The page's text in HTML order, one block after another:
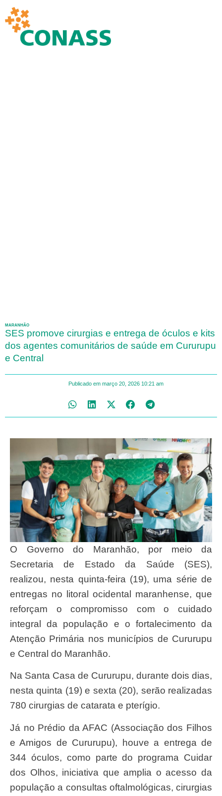
MARANHÃO
SES promove cirurgias e entrega de óculos e kits
dos agentes comunitários de saúde em Cururupu
e Central
Publicado em março 20, 2026 10:21 am
O Governo do Maranhão, por meio da
Secretaria de Estado da Saúde (SES),
realizou, nesta quinta-feira (19), uma série de
entregas no litoral ocidental maranhense, que
reforçam o compromisso com o cuidado
integral da população e o fortalecimento da
Atenção Primária nos municípios de Cururupu
e Central do Maranhão.
Na Santa Casa de Cururupu, durante dois dias,
nesta quinta (19) e sexta (20), serão realizadas
780 cirurgias de catarata e pterígio.
Já no Prédio da AFAC (Associação dos Filhos
e Amigos de Cururupu), houve a entrega de
344 óculos, como parte do programa Cuidar
dos Olhos, iniciativa que amplia o acesso da
população a consultas oftalmológicas, cirurgias